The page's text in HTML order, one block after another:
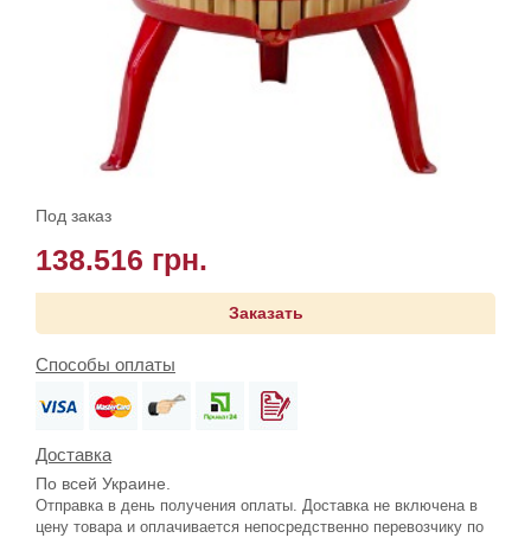
Под заказ
138.516 грн.
Заказать
Способы оплаты
Доставка
По всей Украине.
Отправка в день получения оплаты. Доставка не включена в
цену товара и оплачивается непосредственно перевозчику по